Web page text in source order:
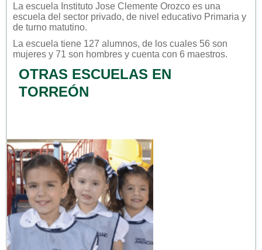
La escuela Instituto Jose Clemente Orozco es una
escuela del sector privado, de nivel educativo Primaria y
de turno matutino.
La escuela tiene 127 alumnos, de los cuales 56 son
mujeres y 71 son hombres y cuenta con 6 maestros.
OTRAS ESCUELAS EN
TORREÓN